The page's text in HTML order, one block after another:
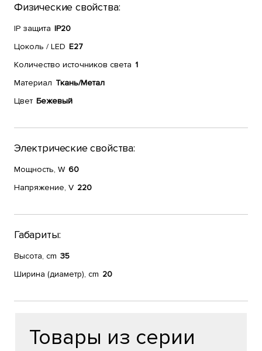
Физические свойства:
IP защита IP20
Цоколь / LED E27
Количество источников света 1
Материал Ткань/Метал
Цвет Бежевый
Электрические свойства:
Мощность, W 60
Напряжение, V 220
Габариты:
Высота, cm 35
Ширина (диаметр), cm 20
Товары из серии